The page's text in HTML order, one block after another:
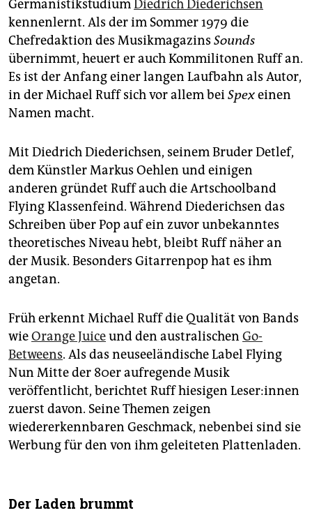
GermanistikstudiumDiedrich Diederichsen
kennenlernt. Als der im Sommer 1979 die
Chefredaktion des Musikmagazins Sounds
übernimmt, heuert er auch Kommilitonen Ruff an.
Es ist der Anfang einer langen Laufbahn als Autor,
in der Michael Ruff sich vor allem beiSpexeinen
Namen macht.
Mit Diedrich Diederichsen, seinem Bruder Detlef,
dem Künstler Markus Oehlen und einigen
anderen gründet Ruff auch die Artschoolband
Flying Klassenfeind. Während Diederichsen das
Schrei­ben über Pop auf ein zuvor unbekanntes
theoretisches Niveau hebt, bleibt Ruff näher an
der Musik. Besonders Gitarrenpop hat es ihm
angetan.
Früh erkennt Michael Ruff die Qualität von Bands
wieOrange Juiceund den australischen Go-
Betweens. Als das neuseeländische Label Flying
Nun Mitte der 80er aufregende Musik
veröffentlicht, berichtet Ruff hiesigen Le­se­r:in­nen
zuerst davon. Seine Themen zeigen
wiedererkennbaren Geschmack, nebenbei sind sie
Werbung für den von ihm geleiteten Plattenladen.
Der Laden brummt